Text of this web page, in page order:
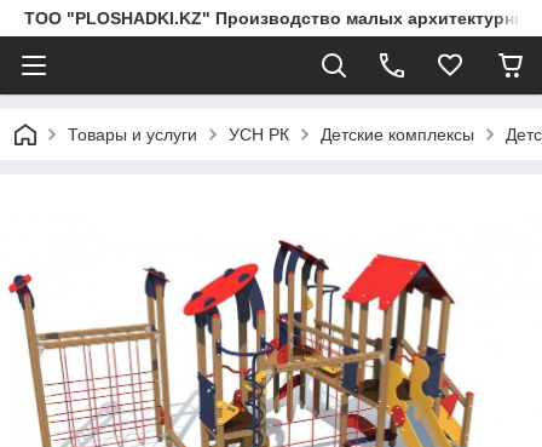
ТОО "PLOSHADKI.KZ" Производство малых
Товары и услуги УСН РК Детские комплексы